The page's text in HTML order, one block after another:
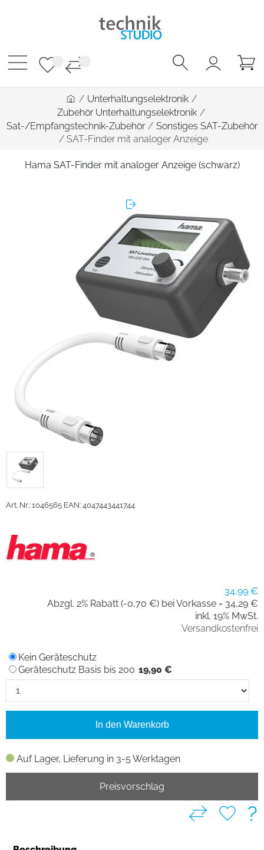
/ Unterhaltungselektronik /
Zubehör Unterhaltungselektronik /
Sat-/Empfangstechnik-Zubehör / Sonstiges SAT-Zubehör
/ SAT-Finder mit analoger Anzeige
Hama SAT-Finder mit analoger Anzeige (schwarz)
Art. Nr.: 1046565 EAN: 4047443441744
34,99 €
Abzgl. 2% Rabatt (-0,70 €) bei Vorkasse = 34,29 €
inkl. 19% MwSt.
Versandkostenfrei
Auf Lager, Lieferung in 3-5 Werktagen
Kein Geräteschutz
Geräteschutz Basis bis 200 19,90 €
In den Warenkorb
Preisvorschlag
?